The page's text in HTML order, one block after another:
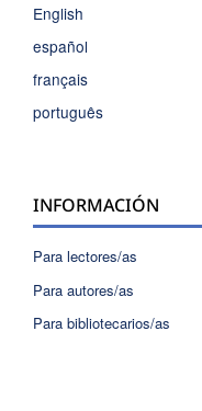
English
español
français
português
INFORMACIÓN
Para lectores/as
Para autores/as
Para bibliotecarios/as